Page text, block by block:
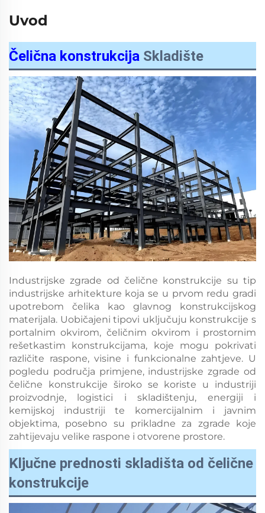
Uvod
Čelična konstrukcija Skladište
Industrijske zgrade od čelične konstrukcije su tip
industrijske arhitekture koja se u prvom redu gradi
upotrebom čelika kao glavnog konstrukcijskog
materijala. Uobičajeni tipovi uključuju konstrukcije s
portalnim okvirom, čeličnim okvirom i prostornim
rešetkastim konstrukcijama, koje mogu pokrivati
različite rasponе, visine i funkcionalne zahtjeve. U
pogledu područja primjene, industrijske zgrade od
čelične konstrukcije široko se koriste u industriji
proizvodnje, logistici i skladištenju, energiji i
kemijskoj industriji te komercijalnim i javnim
objektima, posebno su prikladne za zgrade koje
zahtijevaju velike rasponе i otvorene prostore.
Ključne prednosti skladišta od čelične
konstrukcije